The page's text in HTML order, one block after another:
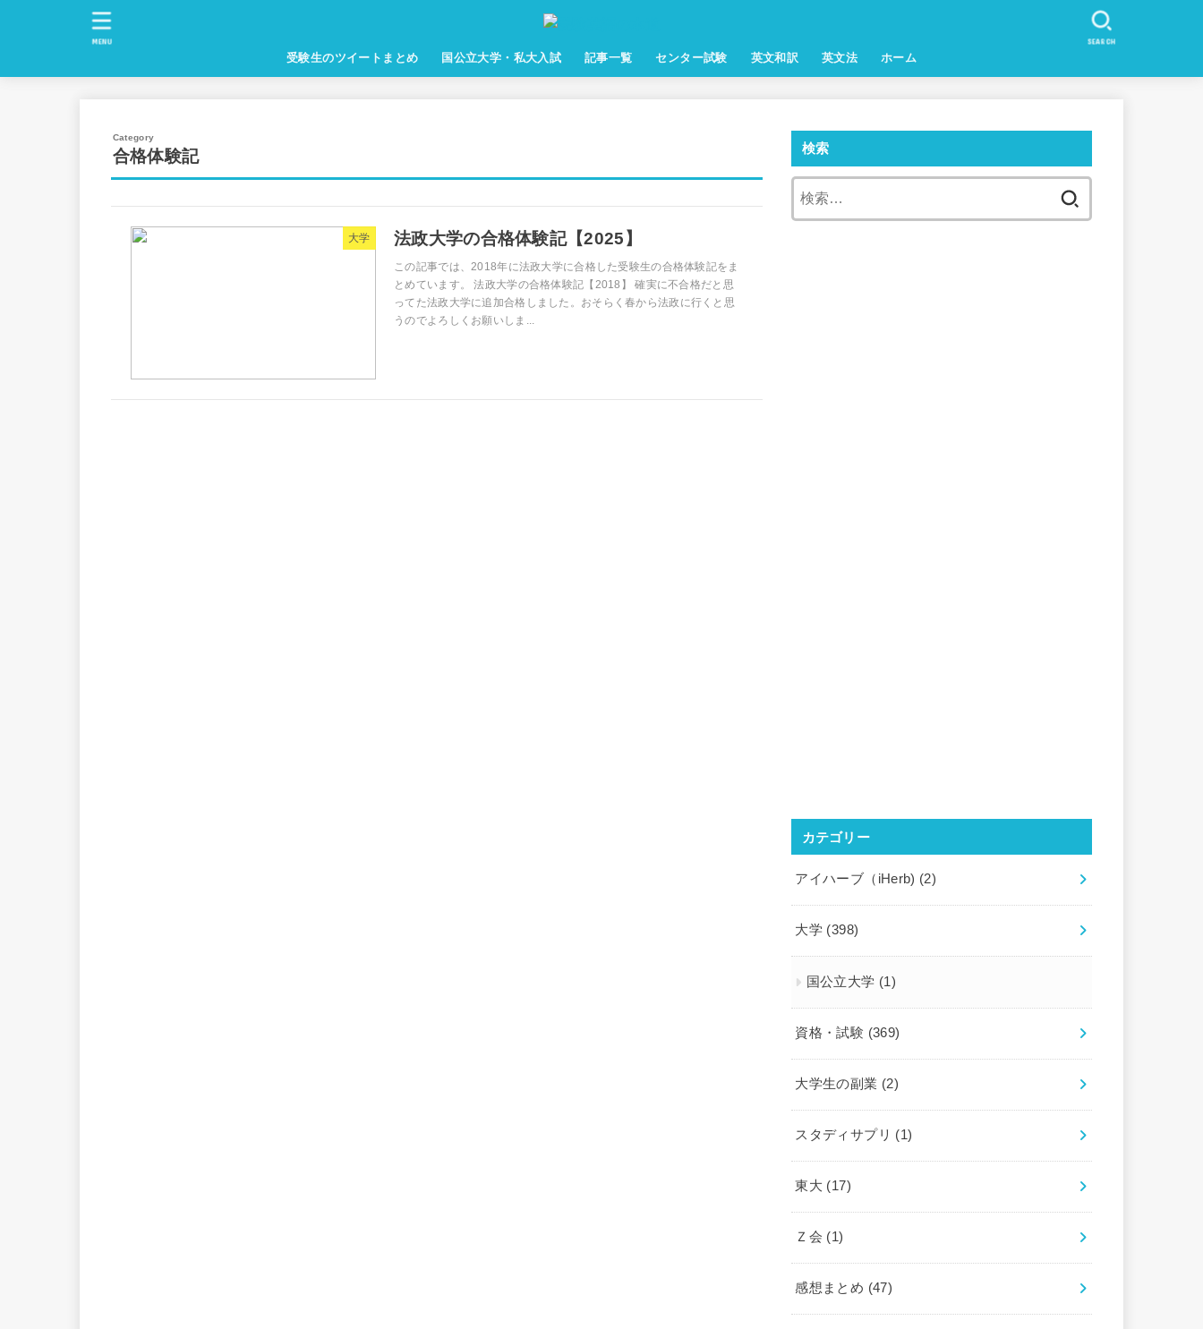
受験生のツイートまとめ 国公立大学・私大入試 記事一覧 センター試験 英文和訳 英文法 ホーム
SEARCH
MENU
合格体験記
大学 法政大学の合格体験記【2025】
この記事では、2018年に法政大学に合格した受験生の合格体験記をま
とめています。 法政大学の合格体験記【2018】 確実に不合格だと思
ってた法政大学に追加合格しました。おそらく春から法政に行くと思
うのでよろしくお願いしま...
検索
カテゴリー
アイハーブ（iHerb) (2)
大学 (398)
国公立大学 (1)
資格・試験 (369)
大学生の副業 (2)
スタディサプリ (1)
東大 (17)
Ｚ会 (1)
感想まとめ (47)